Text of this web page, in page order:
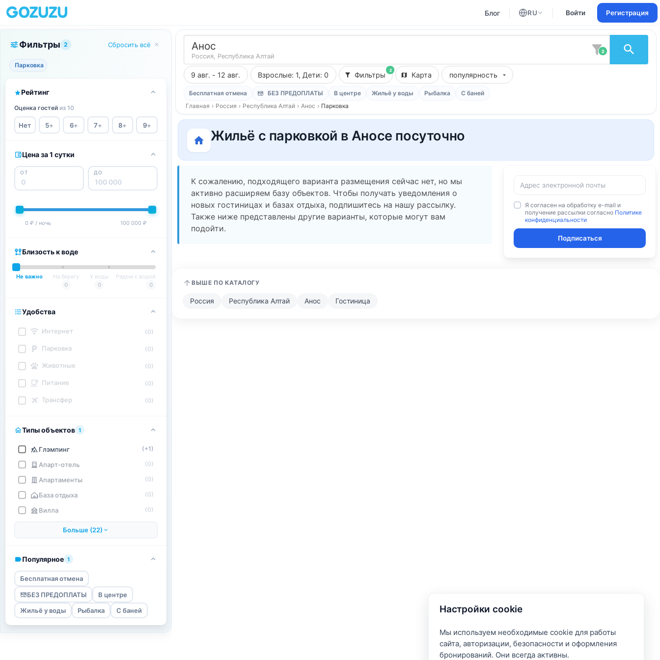
Блог RU
Английский
Войти Регистрация
Настройки cookie
Мы используем необходимые cookie для работы
сайта, авторизации, безопасности и оформления
бронирований. Они всегда активны.
Фильтры 2 Сбросить всё
Парковка
Рейтинг
Оценка гостей из 10
Нет 5+ 6+ 7+ 8+ 9+
Цена за 1 сутки
ОТ ДО
0 ₽ / ночь 100 000 ₽
Близость к воде
Не важно
На берегу
0
У воды
0
Рядом с водой
0
Удобства
Интернет (0)
Парковка (0)
Животные (0)
Питание (0)
Трансфер (0)
Типы объектов 1
Глэмпинг (+1)
Апарт-отель (0)
Апартаменты (0)
База отдыха (0)
Вилла (0)
Больше (22)
Популярное 1
Бесплатная отмена
БЕЗ ПРЕДОПЛАТЫ В центре
Жильё у воды Рыбалка С баней
Анос
Россия, Республика Алтай
2
9 авг. - 12 авг. Взрослые: 1, Дети: 0
2
Фильтры Карта популярность
Бесплатная отмена БЕЗ ПРЕДОПЛАТЫ В центре Жильё у воды Рыбалка
С баней
Главная › Россия › Республика Алтай › Анос › Парковка
Жильё с парковкой в Аносе посуточно
К сожалению, подходящего варианта размещения сейчас нет, но мы
активно расширяем базу объектов. Чтобы получать уведомления о
новых гостиницах и базах отдыха, подпишитесь на нашу рассылку.
Также ниже представлены другие варианты, которые могут вам
подойти.
Я согласен на обработку e-mail и
получение рассылки согласно Политике
конфиденциальности
Подписаться
ВЫШЕ ПО КАТАЛОГУ
Россия Республика Алтай Анос Гостиница